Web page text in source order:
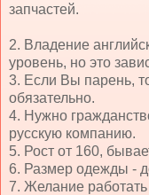
запчастей.
2. Владение
уровень, но это
3. Если Вы парень,
обязательно.
4. Нужно
русскую компанию.
5. Рост от 160,
6. Размер одежды -
7. Желание